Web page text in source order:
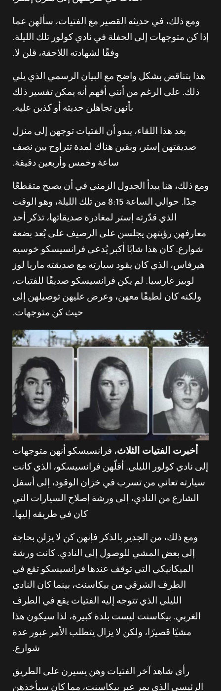
ومع ذلك، في حديثه القصير مع الفتيات، سألهن عما
إذا كن متوجهات إلى الحفلة في نادي كولور تلك الليلة.
وفقًا لشهادته اللاحقة، قلن لا.
هذا يتناقض بشكل واضح مع البيان الرسمي الذي يلي
ذلك. على الرغم من أنني أفهم أنه يمكن تفسير ذلك
بأنهن تجاهلن حديثه أو كذبن عليه.
بعد هذا اللقاء، يبدو أن الفتيات توجهن إلى منزل
صديقتهن إستر، وبقين هناك لمدة تتراوح بين نصف
ساعة وخمس وأربعين دقيقة.
ومع ذلك، هنا يبدأ الجدول الزمني في أن يصبح متقطعًا
جدًا. حوالي الساعة 8:15 من تلك الليلة، وهو الوقت
الذي قدّرته إستر لمغادرة صديقاتها، تذكر أحد
معارفهن رؤيتهن يجلسن على الرصيف على بُعد بضعة
شوارع. كان هذا شابًا أكبر يُدعى فرانسيسكو خوسيه
هيرفاس، الذي كان يقود سيارته مع صديقته ماريا لوز
لوبيز غارسيا. لم يكن فرانسيسكو صديقًا للفتيات،
ولكنه كان لطيفًا معهن، وعرض عليهن توصيلهن إلى
حيث كن متوجهات.
أخبرت الفتيات الثلاث، فرانسيسكو أنهن متوجهات
إلى نادي كولور الليلي. أقلّهن فرانسيسكو، الذي كانت
سيارته تعاني من تسرب في خزان الوقود، إلى أسفل
الشارع من النادي، إلى ورشة إصلاح السيارات التي
كان في طريقه إليها.
ومع ذلك، من الجدير بالذكر فإنهن كن لا يزلن بحاجة
إلى بعض المشي للوصول إلى النادي. كانت ورشة
الميكانيكي التي توقف عندها فرانسيسكو تقع في
الطرف الشرقي من بيكاسنت، بينما كان النادي
الليلي الذي تتوجه إليه الفتيات يقع في الطرف
الغربي. بيكاسنت ليست بلدة كبيرة، لذا سيكون هذا
مشيًا قصيرًا، ولكن لا يزال يتطلب الأمر عبور عدة
شوارع.
رأى شاهد آخر الفتيات وهن يسيرن على الطريق
الرئيسي الذي يمر عبر بيكاسنت، مما كان سيأخذهن